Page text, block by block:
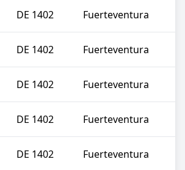
DE 1402 Fuerteventura
DE 1402 Fuerteventura
DE 1402 Fuerteventura
DE 1402 Fuerteventura
DE 1402 Fuerteventura